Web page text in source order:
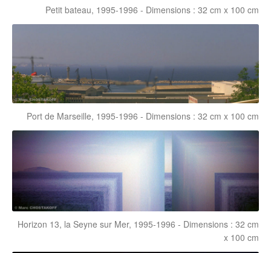
Petit bateau, 1995-1996 - Dimensions : 32 cm x 100 cm
Port de Marseille, 1995-1996 - Dimensions : 32 cm x 100 cm
Horizon 13, la Seyne sur Mer, 1995-1996 - Dimensions : 32 cm
x 100 cm